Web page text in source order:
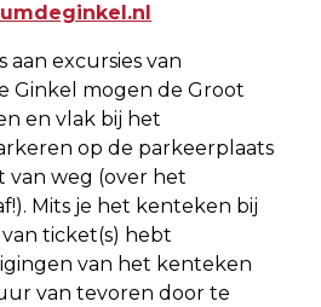
aan excursies van
Ginkel mogen de Groot
en vlak bij het
op de parkeerplaats
van weg (over het
Mits je het kenteken bij
ticket(s) hebt
van het kenteken
van tevoren door te